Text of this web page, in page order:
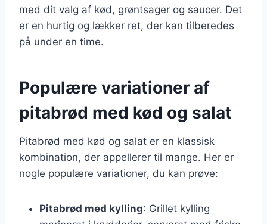
med dit valg af kød, grøntsager og saucer. Det
er en hurtig og lækker ret, der kan tilberedes
på under en time.
Populære variationer af
pitabrød med kød og salat
Pitabrød med kød og salat er en klassisk
kombination, der appellerer til mange. Her er
nogle populære variationer, du kan prøve:
Pitabrød med kylling: Grillet kylling